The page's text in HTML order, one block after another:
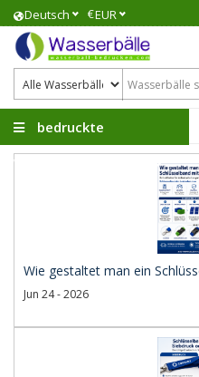
Deutsch €EUR
bedruckte
Wasserbälle
Wie gestaltet man ein
Jun 24 - 2026